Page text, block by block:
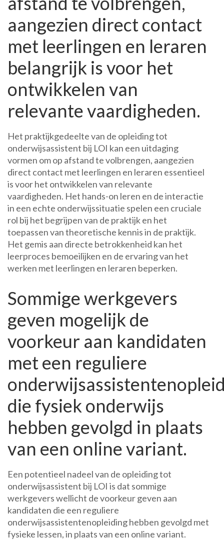
aangezien direct contact
met leerlingen en leraren
belangrijk is voor het
ontwikkelen van
relevante vaardigheden.
Het praktijkgedeelte van de opleiding tot
onderwijsassistent bij LOI kan een uitdaging
vormen om op afstand te volbrengen, aangezien
direct contact met leerlingen en leraren essentieel
is voor het ontwikkelen van relevante
vaardigheden. Het hands-on leren en de interactie
in een echte onderwijssituatie spelen een cruciale
rol bij het begrijpen van de praktijk en het
toepassen van theoretische kennis in de praktijk.
Het gemis aan directe betrokkenheid kan het
leerproces bemoeilijken en de ervaring van het
werken met leerlingen en leraren beperken.
Sommige werkgevers
geven mogelijk de
voorkeur aan kandidaten
met een reguliere
die fysiek onderwijs
hebben gevolgd in plaats
van een online variant.
Een potentieel nadeel van de opleiding tot
onderwijsassistent bij LOI is dat sommige
werkgevers wellicht de voorkeur geven aan
kandidaten die een reguliere
onderwijsassistentenopleiding hebben gevolgd met
fysieke lessen, in plaats van een online variant.